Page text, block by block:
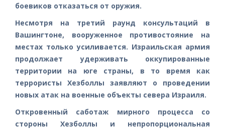
боевиков отказаться от оружия.
Несмотря на третий раунд консультаций в
Вашингтоне, вооруженное противостояние на
местах только усиливается. Израильская армия
продолжает удерживать оккупированные
территории на юге страны, в то время как
террористы Хезболлы заявляют о проведении
новых атак на военные объекты севера Израиля.
Откровенный саботаж мирного процесса со
стороны Хезболлы и непропорциональная